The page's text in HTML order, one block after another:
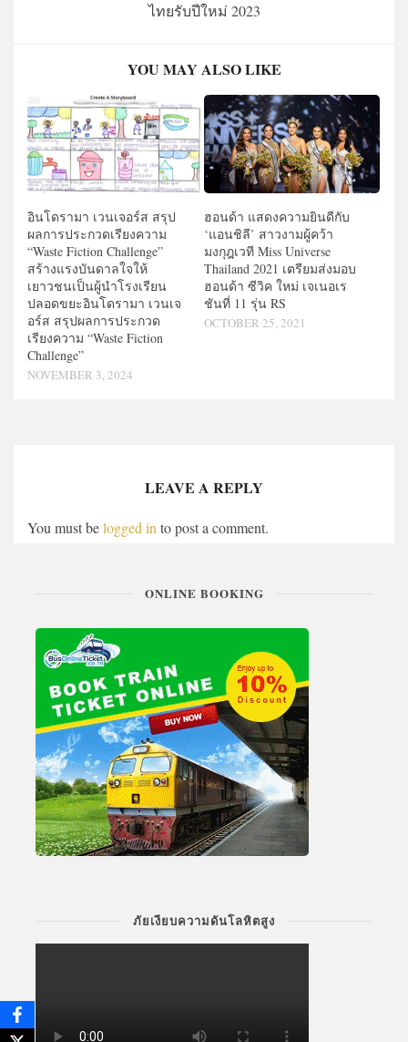
ไทยรับปีใหม่ 2023
YOU MAY ALSO LIKE
อินโดรามา เวนเจอร์ส สรุป
ผลการประกวดเรียงความ
“Waste Fiction Challenge”
สร้างแรงบันดาลใจให้
เยาวชนเป็นผู้นำโรงเรียน
ปลอดขยะอินโดรามา เวนเจ
อร์ส สรุปผลการประกวด
เรียงความ “Waste Fiction
Challenge”
NOVEMBER 3, 2024
ฮอนด้า แสดงความยินดีกับ
‘แอนชิลี’ สาวงามผู้คว้า
มงกุฎเวที Miss Universe
Thailand 2021 เตรียมส่งมอบ
ฮอนด้า ซีวิค ใหม่ เจเนอเร
ชันที่ 11 รุ่น RS
OCTOBER 25, 2021
LEAVE A REPLY
You must belogged into post a comment.
ONLINE BOOKING
ภัยเงียบความดันโลหิตสูง